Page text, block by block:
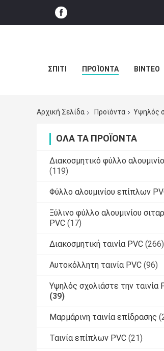
ΣΠΊΤΙ ΠΡΟΪΌΝΤΑ ΒΊΝΤΕΟ
Αρχική Σελίδα Προϊόντα Υψηλός
ΌΛΑ ΤΑ ΠΡΟΪΌΝΤΑ
Διακοσμητικό φύλλο
(119)
Φύλλο αλουμινίου επίπλων
Ξύλινο φύλλο αλουμινίου
PVC (17)
Διακοσμητική ταινία PVC (266)
Αυτοκόλλητη ταινία PVC (96)
Υψηλός σχολιάστε την ταινία
(39)
Μαρμάρινη ταινία επίδρασης
Ταινία επίπλων PVC (21)